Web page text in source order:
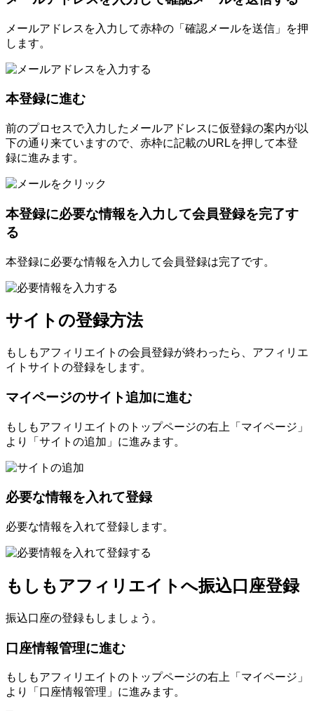
メールアドレスを入力して赤枠の「確認メールを送信」を押
します。
本登録に進む
前のプロセスで入力したメールアドレスに仮登録の案内が以
下の通り来ていますので、赤枠に記載のURLを押して本登
録に進みます。
本登録に必要な情報を入力して会員登録を完了す
る
本登録に必要な情報を入力して会員登録は完了です。
サイトの登録方法
もしもアフィリエイトの会員登録が終わったら、アフィリエ
イトサイトの登録をします。
マイページのサイト追加に進む
もしもアフィリエイトのトップページの右上「マイページ」
より「サイトの追加」に進みます。
必要な情報を入れて登録
必要な情報を入れて登録します。
もしもアフィリエイトへ振込口座登録
振込口座の登録もしましょう。
口座情報管理に進む
もしもアフィリエイトのトップページの右上「マイページ」
より「口座情報管理」に進みます。